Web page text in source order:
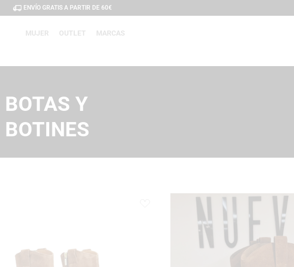
ENVÍO GRATIS A PARTIR DE 60€
MUJER OUTLET MARCAS
BOTAS Y
BOTINES